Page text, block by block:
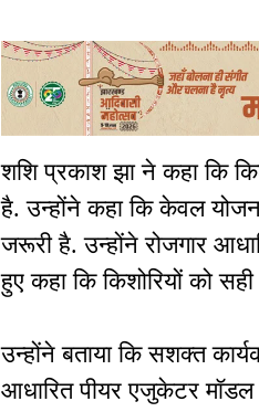
शशि प्रकाश झा ने कहा कि
है. उन्होंने कहा कि केवल
जरूरी है. उन्होंने रोजगार
हुए कहा कि किशोरियों को
उन्होंने बताया कि सशक्त
आधारित पीयर एजुकेटर मॉडल